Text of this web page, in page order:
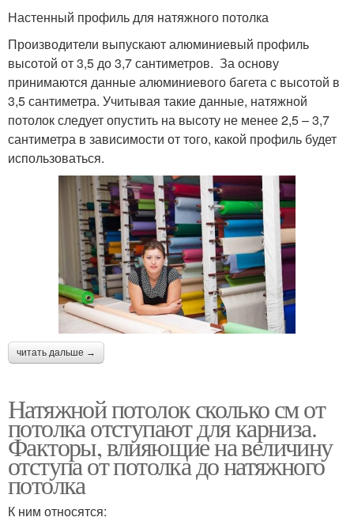
Настенный профиль для натяжного потолка
Производители выпускают алюминиевый профиль
высотой от 3,5 до 3,7 сантиметров. За основу
принимаются данные алюминиевого багета с высотой в
3,5 сантиметра. Учитывая такие данные, натяжной
потолок следует опустить на высоту не менее 2,5 – 3,7
сантиметра в зависимости от того, какой профиль будет
использоваться.
читать дальше →
Натяжной потолок сколько см от
потолка отступают для карниза.
Факторы, влияющие на величину
отступа от потолка до натяжного
потолка
К ним относятся: